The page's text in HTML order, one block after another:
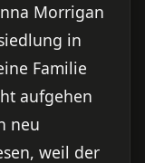
Morrigan
in
Familie
aufgehen
neu
weil der